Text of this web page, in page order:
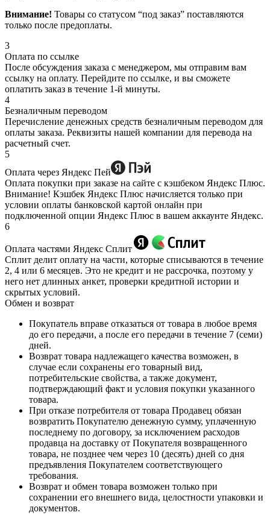
Внимание! Товары со статусом “под заказ” поставляются
только после предоплаты.
3
Оплата по ссылке
После обсуждения заказа с менеджером, мы отправим вам
ссылку на оплату. Перейдите по ссылке, и вы сможете
оплатить заказ в течение 1-й минуты.
4
Безналичным переводом
Перечисление денежных средств безналичным переводом для
оплаты заказа. Реквизиты нашей компании для перевода на
расчетный счет.
5
Оплата через Яндекс Пей
Оплата покупки при заказе на сайте с кэшбеком Яндекс Плюс.
Внимание! Кэшбек Яндекс Плюс начисляется только при
условии оплаты банковской картой онлайн при
подключенной опции Яндекс Плюс в вашем аккаунте Яндекс.
6
Оплата частями Яндекс Сплит
Сплит делит оплату на части, которые списываются в течение
2, 4 или 6 месяцев. Это не кредит и не рассрочка, поэтому у
него нет длинных анкет, проверки кредитной истории и
скрытых условий.
Обмен и возврат
Покупатель вправе отказаться от товара в любое время
до его передачи, а после его передачи в течение 7 (семи)
дней.
Возврат товара надлежащего качества возможен, в
случае если сохранены его товарный вид,
потребительские свойства, а также документ,
подтверждающий факт и условия покупки указанного
товара.
При отказе потребителя от товара Продавец обязан
возвратить Покупателю денежную сумму, уплаченную
последнему по договору, за исключением расходов
продавца на доставку от Покупателя возвращенного
товара, не позднее чем через 10 (десять) дней со дня
предъявления Покупателем соответствующего
требования.
Возврат и обмен товара возможен только при
сохранении его внешнего вида, целостности упаковки и
документов.